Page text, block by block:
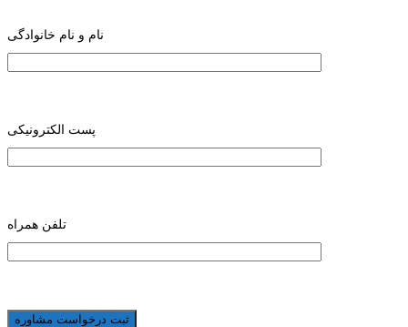
نام و نام خانوادگی
پست الکترونیکی
تلفن همراه